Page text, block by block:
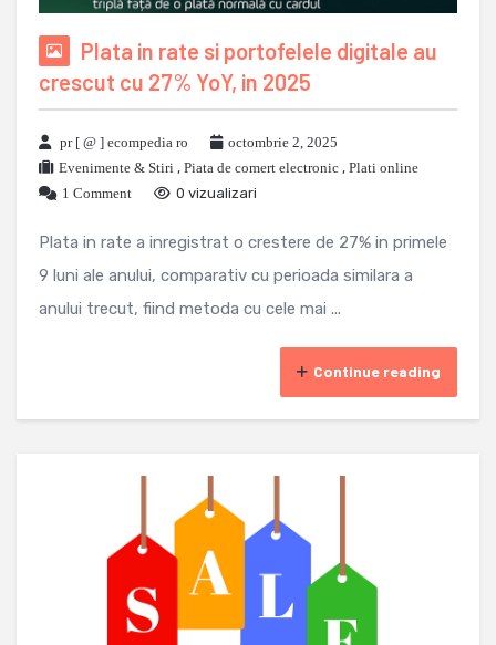
Plata in rate si portofelele digitale au
crescut cu 27% YoY, in 2025
pr [ @ ] ecompedia ro
octombrie 2, 2025
Evenimente & Stiri , Piata de comert electronic , Plati online
1 Comment
0 vizualizari
Plata in rate a inregistrat o crestere de 27% in primele
9 luni ale anului, comparativ cu perioada similara a
anului trecut, fiind metoda cu cele mai ...
Continue reading